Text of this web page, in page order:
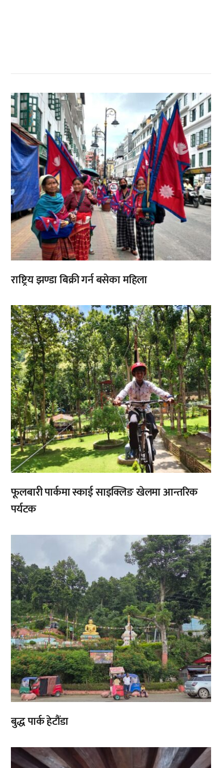
राष्ट्रिय झण्डा बिक्री गर्न बसेका महिला
फूलबारी पार्कमा स्काई साइक्लिङ खेलमा आन्तरिक
पर्यटक
बुद्ध पार्क हेटौंडा